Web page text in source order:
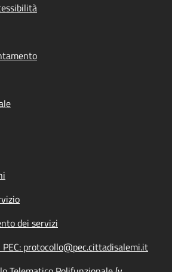
dei servizi
protocollo@pec.cittadisalemi.it